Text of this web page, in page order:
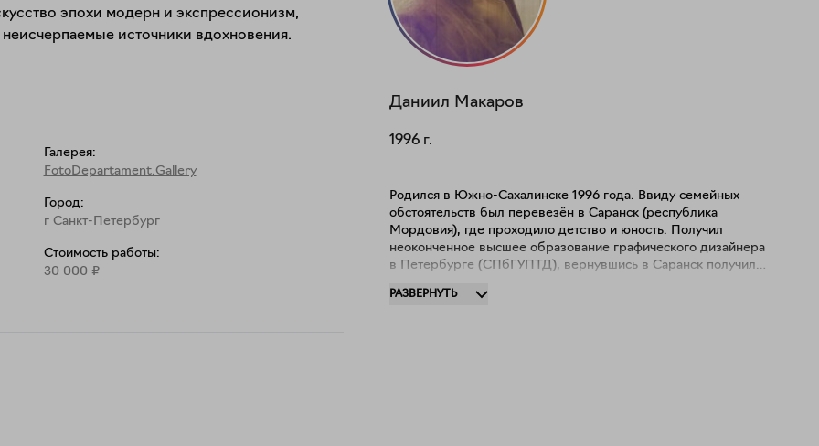
эпохи модерн и экспрессионизм,
источники вдохновения.
Галерея:
FotoDepartament.Gallery
Город:
г Санкт-Петербург
Стоимость работы:
30 000 ₽
Даниил Макаров
1996 г.
Родился в Южно-Сахалинске 1996 года. Ввиду семейных
обстоятельств был перевезён в Саранск (республика
Мордовия), где проходило детство и юность. Получил
неоконченное высшее образование графического дизайнера
в Петербурге (СПбГУПТД), вернувшись в Саранск получил
художественном училище имени Ф. В. Сычкова, но уже на тот
РАЗВЕРНУТЬ